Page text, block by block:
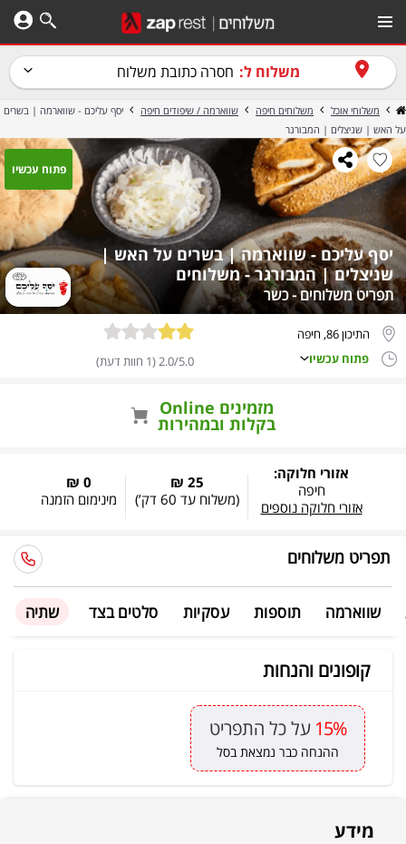
משלוח ל: חסרה כתובת משלוח
משלוחי אוכל משלוחים חיפה שווארמה / שיפודים חיפה
יסף עליכם - שווארמה | בשרים
על האש | שניצלים | המבורגר
יסף עליכם - שווארמה | בשרים על האש |
שניצלים | המבורגר - משלוחים
תפריט משלוחים - כשר
פתוח עכשיו
התיכון 86, חיפה
פתוח עכשיו
2.0/5.0 (1 חוות דעת)
מזמינים Online
בקלות ובמהירות
אזורי חלוקה:
חיפה
אזורי חלוקה נוספים
25 ₪
(משלוח עד 60 דק’ ) מינימום הזמנה
0 ₪
תפריט משלוחים
שווארמה תוספות עסקיות סלטים בצד שתיה
קופונים והנחות
15% על כל התפריט
ההנחה כבר נמצאת בסל
מידע